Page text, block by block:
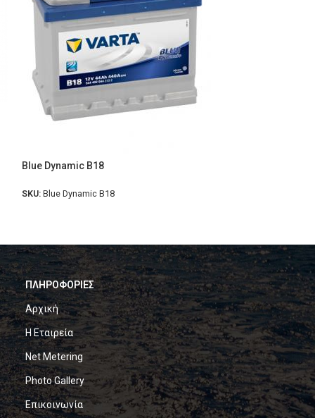
Blue Dynamic B18
SKU: Blue Dynamic B18
ΠΛΗΡΟΦΟΡΙΕΣ
Αρχική
Η Εταιρεία
Net Metering
Photo Gallery
Επικοινωνία